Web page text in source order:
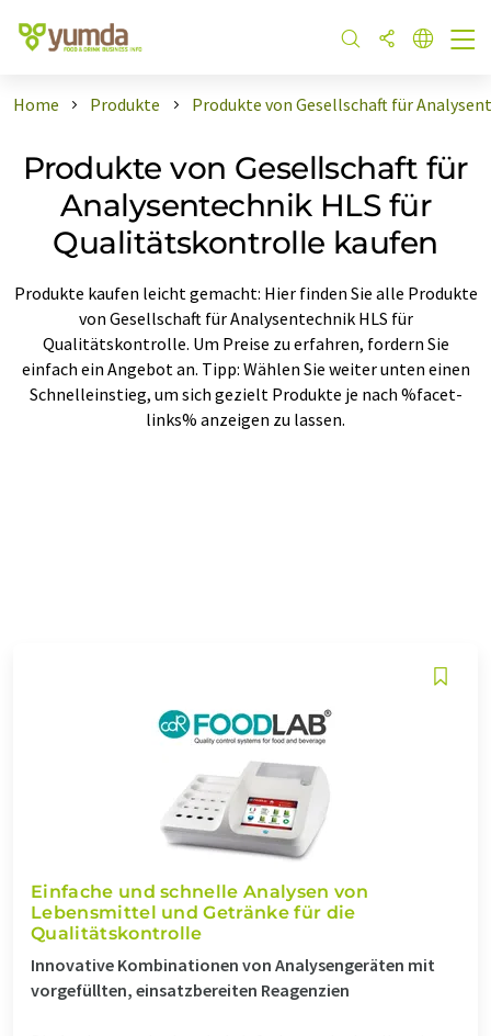
Home Produkte Produkte von Gesellschaft für
Produkte von Gesellschaft für
Analysentechnik HLS für
Qualitätskontrolle kaufen
Produkte kaufen leicht gemacht: Hier finden Sie alle Produkte
von Gesellschaft für Analysentechnik HLS für
Qualitätskontrolle. Um Preise zu erfahren, fordern Sie
einfach ein Angebot an. Tipp: Wählen Sie weiter unten einen
Schnelleinstieg, um sich gezielt Produkte je nach %facet-
links% anzeigen zu lassen.
Einfache und schnelle Analysen von
Lebensmittel und Getränke für die
Qualitätskontrolle
Innovative Kombinationen von Analysengeräten mit
vorgefüllten, einsatzbereiten Reagenzien